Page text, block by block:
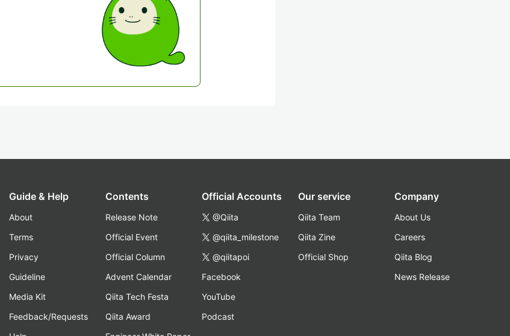
Guide & Help
About
Terms
Privacy
Guideline
Media Kit
Feedback/Requests
Contents
Release Note
Official Event
Official Column
Advent Calendar
Qiita Tech Festa
Qiita Award
Official Accounts
@Qiita
@qiita_milestone
@qiitapoi
Facebook
YouTube
Podcast
Our service
Qiita Team
Qiita Zine
Official Shop
Company
About Us
Careers
Qiita Blog
News Release